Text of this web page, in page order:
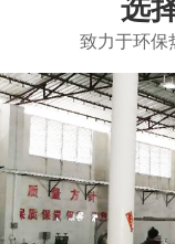
选
致力于环保